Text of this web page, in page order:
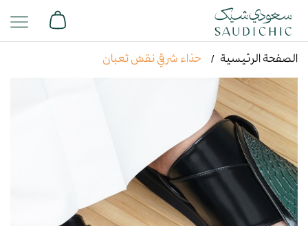
الصفحة الرئيسية حذاء شرقي نقش ثعبان